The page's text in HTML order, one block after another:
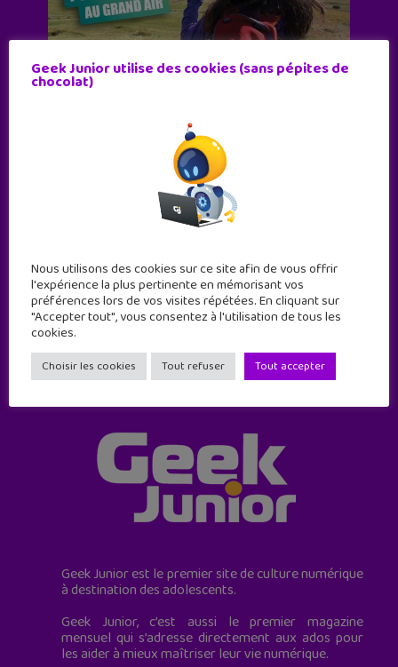
11 numéros par an
JE M'ABONNE !
Geek Junior est le premier site de culture numérique
à destination des adolescents.
Geek Junior, c’est aussi le premier magazine
mensuel qui s’adresse directement aux ados pour
les aider à mieux maîtriser leur vie numérique.
Geek Junior utilise des cookies (sans pépites de
chocolat)
Nous utilisons des cookies sur ce site afin de vous offrir
l'expérience la plus pertinente en mémorisant vos
préférences lors de vos visites répétées. En cliquant sur
"Accepter tout", vous consentez à l'utilisation de tous les
cookies.
Choisir les cookies Tout refuser Tout accepter